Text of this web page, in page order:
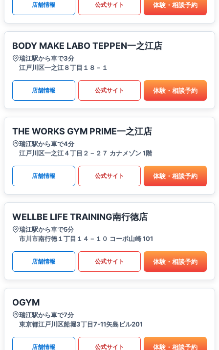
店舗情報 公式サイト 体験・相談予約
BODY MAKE LABO TEPPEN一之江店
瑞江駅から車で3分
江戸川区一之江８丁目１８－１
店舗情報 公式サイト 体験・相談予約
THE WORKS GYM PRIME一之江店
瑞江駅から車で4分
江戸川区一之江４丁目２－２７ カナメゾン 1階
店舗情報 公式サイト 体験・相談予約
WELLBE LIFE TRAINING南行徳店
瑞江駅から車で5分
市川市南行徳１丁目１４－１０ コーポ山崎 101
店舗情報 公式サイト 体験・相談予約
OGYM
瑞江駅から車で7分
東京都江戸川区船堀3丁目7-11矢島ビル201
店舗情報 公式サイト 体験・相談予約